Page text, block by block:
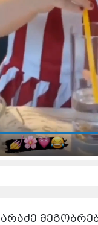
იტვირთება
სააკაშვილის